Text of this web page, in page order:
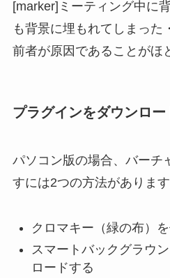
[marker]ミーティング中に
も背景に埋もれてしまった
前者が原因であることがほ
プラグインをダウンロー
パソコン版の場合、バーチ
すには2つの方法があります
クロマキー（緑の布）を
スマートバックグラウ
ロードする